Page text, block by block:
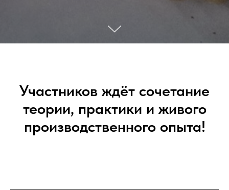
Участников ждёт сочетание
теории, практики и живого
производственного опыта!